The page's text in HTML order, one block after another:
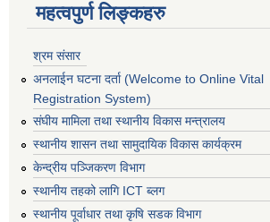
महत्वपुर्ण लिङ्कहरु
श्रम संसार
अनलाईन घटना दर्ता (Welcome to Online Vital
Registration System)
संघीय मामिला तथा स्थानीय विकास मन्त्रालय
स्थानीय शासन तथा सामुदायिक विकास कार्यक्रम
केन्द्रीय पञ्जिकरण विभाग
स्थानीय तहको लागि ICT ब्लग
स्थानीय पूर्वाधार तथा कृषि सडक विभाग